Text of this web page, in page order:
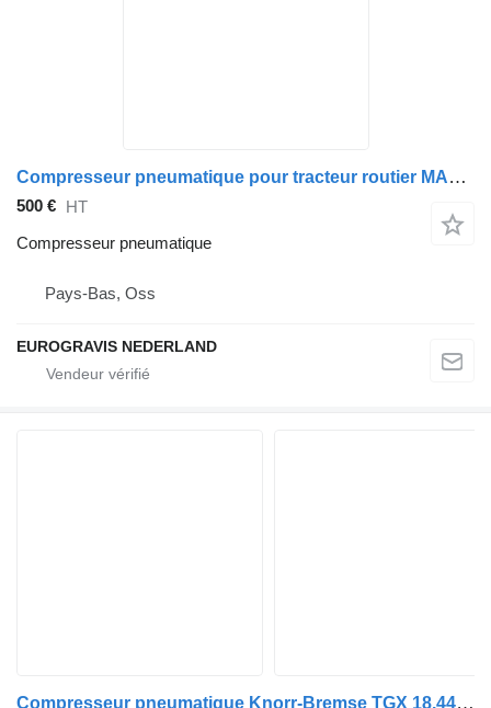
Compresseur pneumatique pour tracteur routier MAN TGA,TGS,TGX
500 € HT
Compresseur pneumatique
Pays-Bas, Oss
EUROGRAVIS NEDERLAND
Compresseur pneumatique Knorr-Bremse TGX 18.440 (01.07-) K082266N04 pour tracteur routier MAN TGL, TGM, TGS, TGX (2005-2021)